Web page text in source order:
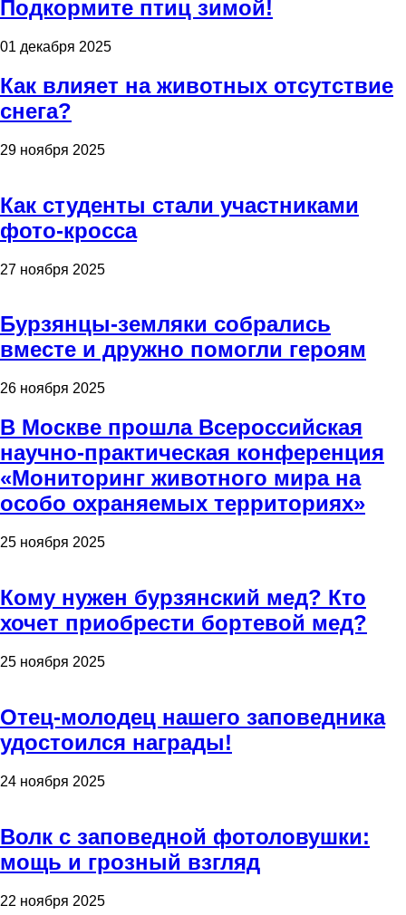
Подкормите птиц зимой!
01 декабря 2025
Как влияет на животных отсутствие
снега?
29 ноября 2025
Как студенты стали участниками
фото-кросса
27 ноября 2025
Бурзянцы-земляки собрались
вместе и дружно помогли героям
26 ноября 2025
В Москве прошла Всероссийская
научно-практическая конференция
«Мониторинг животного мира на
особо охраняемых территориях»
25 ноября 2025
Кому нужен бурзянский мед? Кто
хочет приобрести бортевой мед?
25 ноября 2025
Отец-молодец нашего заповедника
удостоился награды!
24 ноября 2025
Волк с заповедной фотоловушки:
мощь и грозный взгляд
22 ноября 2025